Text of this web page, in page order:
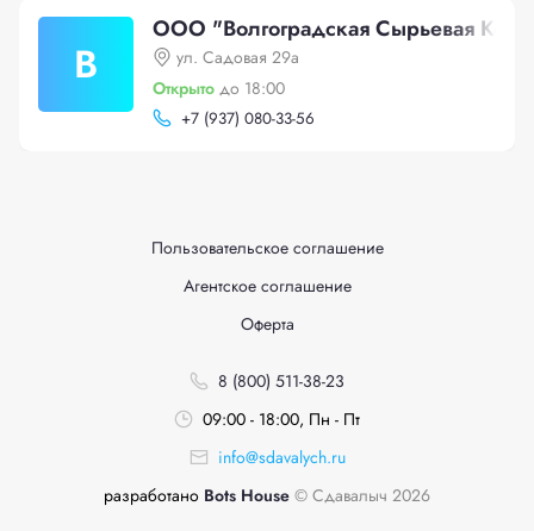
В
ООО "Волгоградская Сырьевая
ул. Садовая 29а
Открыто до 18:00
+7 (937) 080-33-56
Пользовательское соглашение
Агентское соглашение
Оферта
8 (800) 511-38-23
09:00 - 18:00, Пн - Пт
info@sdavalych.ru
разработано Bots House © Сдавалыч 2026